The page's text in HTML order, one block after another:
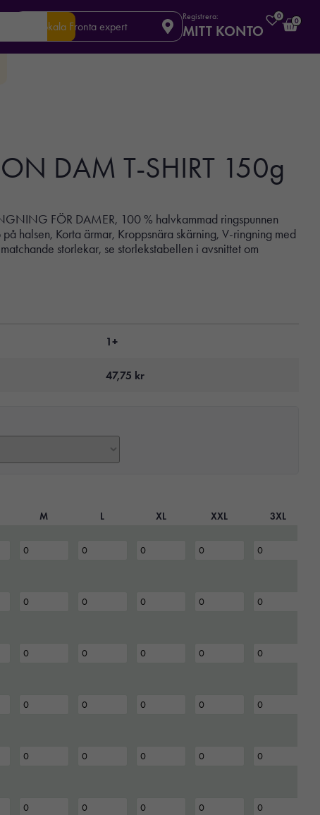
Din lokala Fronta expert
Registrera:
MITT KONTO
0
0
DAM T-SHIRT 150g
FÖR DAMER, 100 % halvkammad ringspunnen
halsen, Korta ärmar, Kroppsnära skärning, V-ringning med
storlekar, se storlekstabellen i avsnittet om
1+
47,75 kr
M L XL XXL 3XL